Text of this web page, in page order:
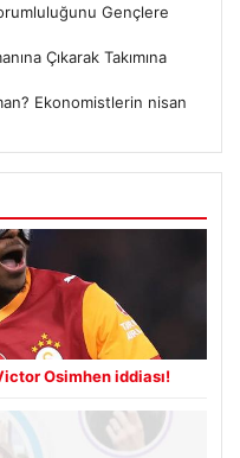
Gençlere
Çıkarak Takımına
Ekonomistlerin nisan
Osimhen iddiası!